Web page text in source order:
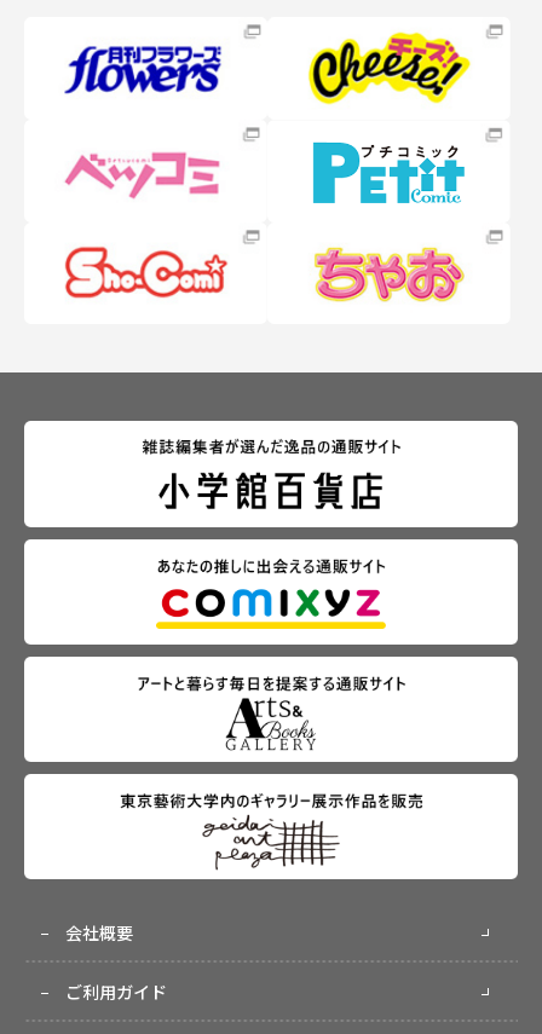
会社概要
ご利用ガイド